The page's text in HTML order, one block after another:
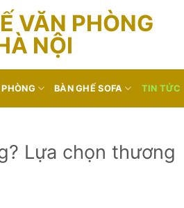
VĂN PHÒNG
NỘI
BÀN GHẾ SOFA TIN TỨC
Lựa chọn thương